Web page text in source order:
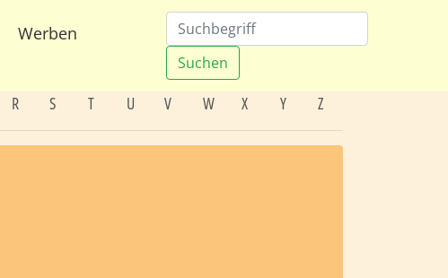
Werben
Suchen
R S T U V W X Y Z